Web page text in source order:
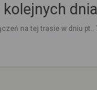
kolejnych
na tej trasie w dniu